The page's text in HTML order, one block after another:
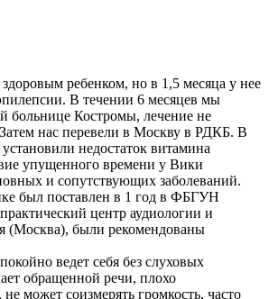
ребенком, но в 1,5 месяца у нее
В течении 6 месяцев мы
больнице Костромы, лечение не
нас перевели в Москву в РДКБ. В
недостаток витамина
упущенного времени у Вики
и сопутствующих заболеваний.
был поставлен в 1 год в ФБГУН
центр аудиологии и
(Москва), были рекомендованы
ведет себя без слуховых
обращенной речи, плохо
может соизмерять громкость, часто